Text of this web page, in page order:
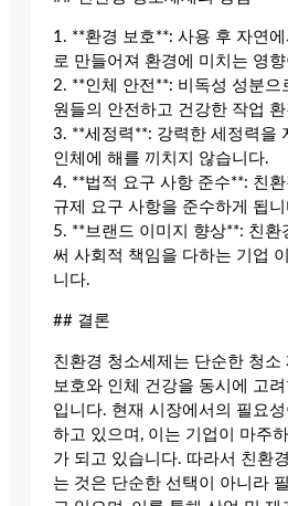
1. **환경 보호**: 사용 후 자연
로 만들어져 환경에 미치는 영
2. **인체 안전**: 비독성 성분으
원들의 안전하고 건강한 작업
3. **세정력**: 강력한 세정력을
인체에 해를 끼치지 않습니다.
4. **법적 요구 사항 준수**: 친
규제 요구 사항을 준수하게 됩니
5. **브랜드 이미지 향상**: 친환
써 사회적 책임을 다하는 기업
니다.
## 결론
친환경 청소세제는 단순한 청소
보호와 인체 건강을 동시에 고
입니다. 현재 시장에서의 필요
하고 있으며, 이는 기업이 마주
가 되고 있습니다. 따라서 친환
는 것은 단순한 선택이 아니라